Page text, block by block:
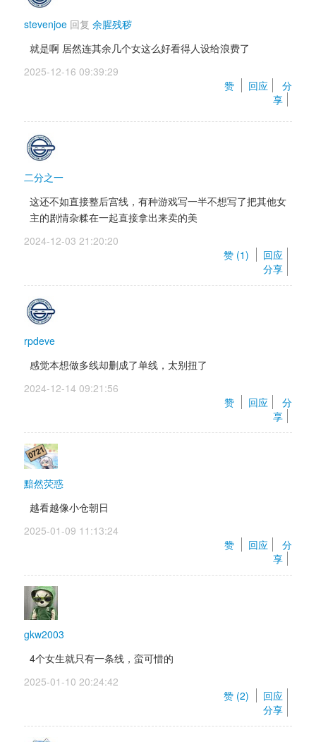
stevenjoe 回复 余腥残秽
就是啊 居然连其余几个女这么好看得人设给浪费了
2025-12-16 09:39:29
赞
回应
分
享
二分之一
这还不如直接整后宫线，有种游戏写一半不想写了把其他女
主的剧情杂糅在一起直接拿出来卖的美
2024-12-03 21:20:20
赞 (1)
回应
分享
rpdeve
感觉本想做多线却删成了单线，太别扭了
2024-12-14 09:21:56
赞
回应
分
享
黯然荧惑
越看越像小仓朝日
2025-01-09 11:13:24
赞
回应
分
享
gkw2003
4个女生就只有一条线，蛮可惜的
2025-01-10 20:24:42
赞 (2)
回应
分享